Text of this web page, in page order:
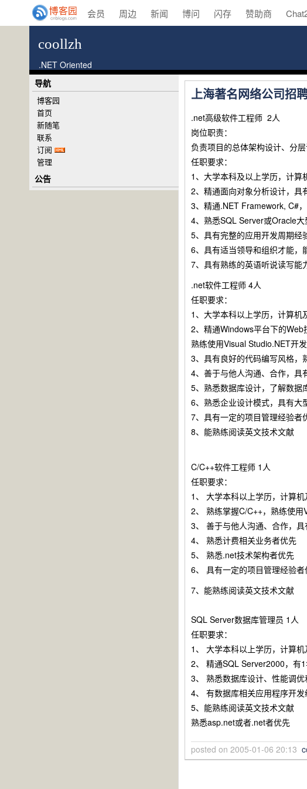
会员 周边 新闻 博问 闪存 赞助商
coollzh
.NET Oriented
上海著名网络公司招
.net高级软件工程师 2人
岗位职责：
负责项目的总体架构设计、分
任职要求：
1、大学本科及以上学历，计
2、精通面向对象分析设计，具
3、精通.NET Framework, C#
4、熟悉SQL Server或Oracle
5、具有完整的应用开发周期经
6、具有适当领导和组织才能，
7、具有熟练的英语听说读写能
.net软件工程师 4人
任职要求：
1、大学本科以上学历，计算
2、精通Windows平台下的Web
熟练使用Visual Studio.NET开
3、具有良好的代码编写风格，
4、善于与他人沟通、合作，具
5、熟悉数据库设计，了解数据
6、熟悉企业设计模式，具有大
7、具有一定的项目管理经验者
8、能熟练阅读英文技术文献
C/C++软件工程师 1人
任职要求：
1、 大学本科以上学历，计算
2、 熟练掌握C/C++，熟练使
3、 善于与他人沟通、合作，
4、 熟悉计费相关业务者优先
5、 熟悉.net技术架构者优先
6、 具有一定的项目管理经验者
7、能熟练阅读英文技术文献
SQL Server数据库管理员 1人
任职要求：
1、 大学本科以上学历，计算
2、 精通SQL Server2000，有
3、 熟悉数据库设计、性能调
4、 有数据库相关应用程序开
5、能熟练阅读英文技术文献
熟悉asp.net或者.net者优先
posted on 2005-01-06 20:13
导航
博客园
首页
新随笔
联系
订阅
管理
公告